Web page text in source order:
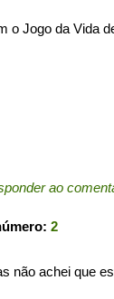
o Jogo da Vida
ao
2
não achei que